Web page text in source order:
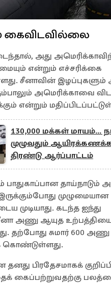
கைவிடவில்லை
அது
என்றும் எச்சரிக்கை
சீனாவின் இழப்புகளும்
அமெரிக்காவை விட
என்றும்
130,000 மக்கள் மாயம்...
முழுவதும்
திரண்டு ஆர்ப்பாட்டம்
பாதுகாப்பான தாய்நாடும்
முழுமையான
முடியாது. கடந்த ஐந்து
அணு ஆயுத
தற்போது சுமார் 600 அணு
பிரதேசமாகக்
கைப்பற்றுவதற்கு